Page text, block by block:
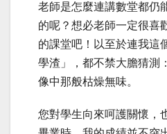
老師是怎麼連講數堂都仍
的呢？想必老師一定很喜
的課堂吧！以至於連我這
學渣」，都不禁大膽猜測
像中那般枯燥無味。
您對學生向來呵護關懷，